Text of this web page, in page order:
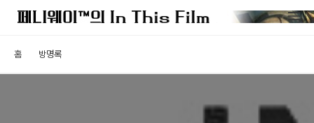
홈 방명록